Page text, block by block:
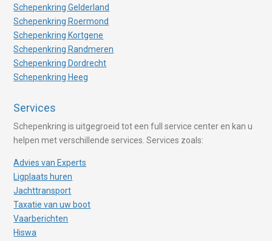
Schepenkring Gelderland
Schepenkring Roermond
Schepenkring Kortgene
Schepenkring Randmeren
Schepenkring Dordrecht
Schepenkring Heeg
Services
Schepenkring is uitgegroeid tot een full service center en kan u
helpen met verschillende services. Services zoals:
Advies van Experts
Ligplaats huren
Jachttransport
Taxatie van uw boot
Vaarberichten
Hiswa